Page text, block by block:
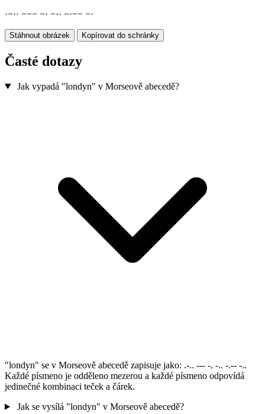
·−·· −−− −· −·· −·−− −·
Stáhnout obrázek Kopírovat do schránky
Časté dotazy
Jak vypadá "londyn" v Morseově abecedě?
"londyn" se v Morseově abecedě zapisuje jako: .-.. --- -. -.. -.-- -..
Každé písmeno je odděleno mezerou a každé písmeno odpovídá
jedinečné kombinaci teček a čárek.
Jak se vysílá "londyn" v Morseově abecedě?